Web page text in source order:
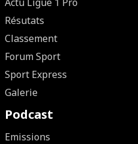
Résutats
Classement
Forum Sport
Sport Express
Galerie
Podcast
Emissions